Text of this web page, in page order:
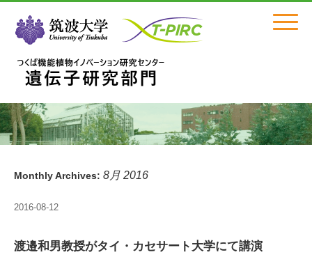
Click
Monthly Archives: 8月 2016
2016-08-12
渡邉和男教授がタイ・カセサート大学にて講演